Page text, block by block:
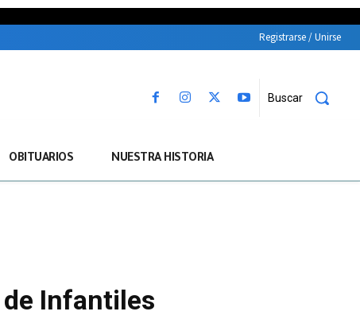
Registrarse / Unirse
Buscar
OBITUARIOS NUESTRA HISTORIA
Infantiles